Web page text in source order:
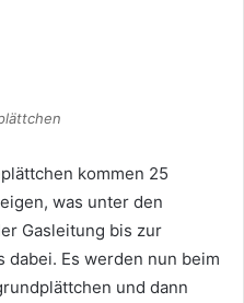
kommen 25
was unter den
Gasleitung bis zur
Es werden nun beim
und dann